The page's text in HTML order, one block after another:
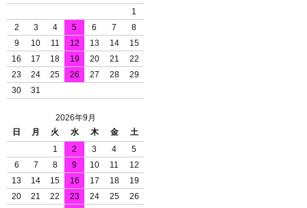
1
2
3 4 5 6 7
8
9
10 11 12 13 14
15
16
17 18 19 20 21
22
23
24 25 26 27 28
29
30
31
2026年9月
日
月 火 水 木 金
土
1
2 3 4
5
6
7 8 9 10 11
12
13
14 15 16 17 18
19
20
21 22 23 24 25
26